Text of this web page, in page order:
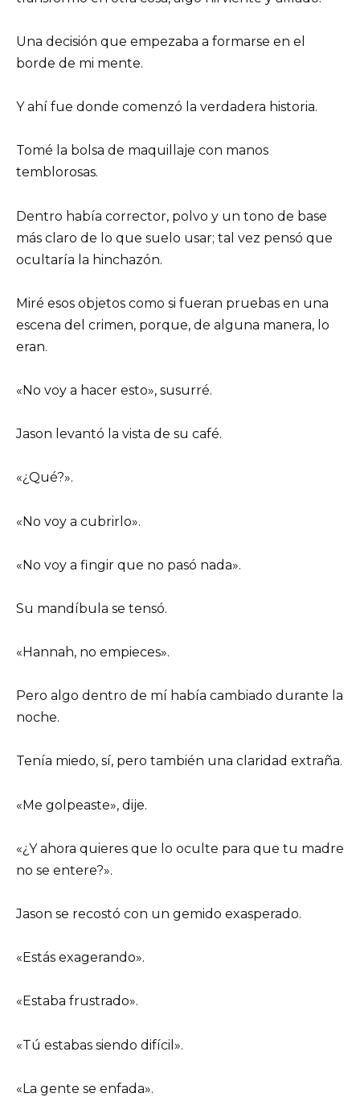
Una decisión que empezaba a formarse en el
borde de mi mente.
Y ahí fue donde comenzó la verdadera historia.
Tomé la bolsa de maquillaje con manos
temblorosas.
Dentro había corrector, polvo y un tono de base
más claro de lo que suelo usar; tal vez pensó que
ocultaría la hinchazón.
Miré esos objetos como si fueran pruebas en una
escena del crimen, porque, de alguna manera, lo
eran.
«No voy a hacer esto», susurré.
Jason levantó la vista de su café.
«¿Qué?».
«No voy a cubrirlo».
«No voy a fingir que no pasó nada».
Su mandíbula se tensó.
«Hannah, no empieces».
Pero algo dentro de mí había cambiado durante la
noche.
Tenía miedo, sí, pero también una claridad extraña.
«Me golpeaste», dije.
«¿Y ahora quieres que lo oculte para que tu madre
no se entere?».
Jason se recostó con un gemido exasperado.
«Estás exagerando».
«Estaba frustrado».
«Tú estabas siendo difícil».
«La gente se enfada».